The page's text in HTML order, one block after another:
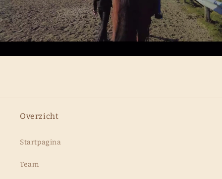
Overzicht
Startpagina
Team